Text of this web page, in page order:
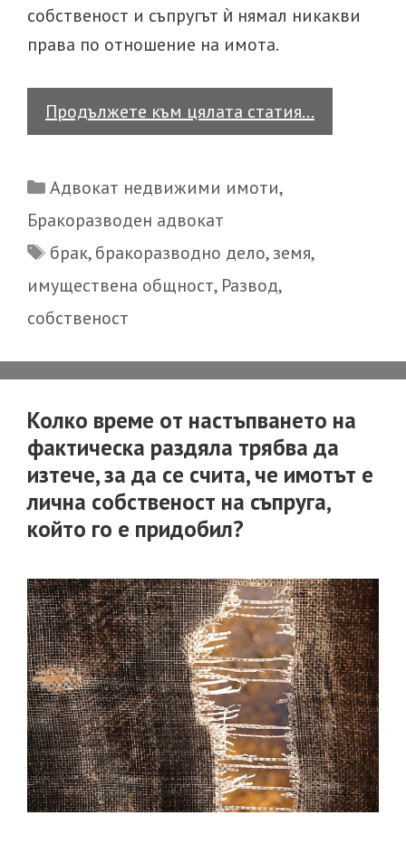
собственост и съпругът ѝ нямал никакви
права по отношение на имота.
Продължете към цялата статия…
ли
на
е
изграден
имот
по
на
брака
е
на
единия
съпруг
или
е
Categories
Адвокат недвижими имоти,
Бракоразводен адвокат
Tags
брак,бракоразводно дело,земя,
имуществена общност, Развод,
собственост
Колко време от настъпването на
фактическа раздяла трябва да
изтече, за да се счита, че имотът е
лична собственост на съпруга,
който го е придобил?